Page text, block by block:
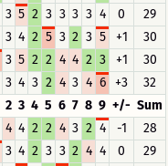
3 5 2 3 3 3 3 4 0
29
3 4 2 5 3 2 3 5 +1
30
3 5 2 2 4 4 2 3 +1
30
3 4 3 2 4 3 4 6 +3
32
2 3 4 5 6 7 8 9 +/- Sum
4 4 2 2 4 3 2 4 -1
28
3 4 2 3 3 2 4 4 0
29